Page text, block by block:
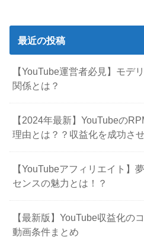
最近の投稿
【YouTube運営者必見】モデ
関係とは？
【2024年最新】YouTubeの
理由とは？？収益化を成功さ
【YouTubeアフィリエイト】
センスの魅力とは！？
【最新版】YouTube収益化の
動画条件まとめ